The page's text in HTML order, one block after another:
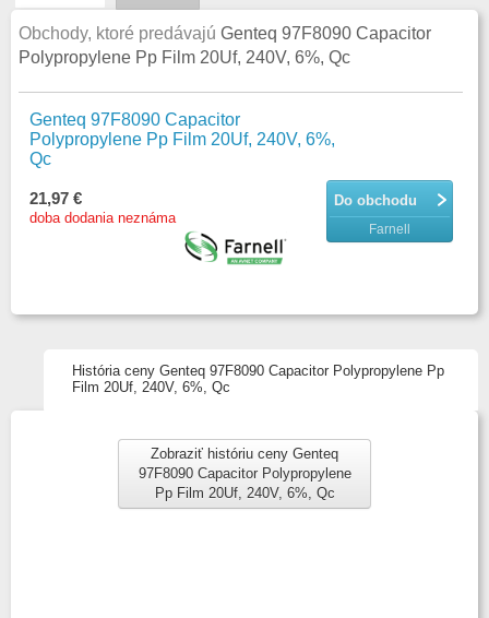
Obchody, ktoré predávajú Genteq 97F8090 Capacitor
Polypropylene Pp Film 20Uf, 240V, 6%, Qc
Genteq 97F8090 Capacitor
Polypropylene Pp Film 20Uf, 240V, 6%,
Qc
Do obchodu
Farnell
21,97 €
doba dodania neznáma
História ceny Genteq 97F8090 Capacitor Polypropylene Pp
Film 20Uf, 240V, 6%, Qc
Zobraziť históriu ceny Genteq
97F8090 Capacitor Polypropylene
Pp Film 20Uf, 240V, 6%, Qc